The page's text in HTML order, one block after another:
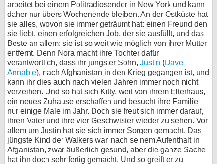
arbeitet bei einem Politradiosender in New York und kann
daher nur übers Wochenende bleiben. An der Ostküste hat
sie alles, wovon sie immer geträumt hat: einen Freund den
sie liebt, einen erfolgreichen Job, der sie ausfüllt, und das
Beste an allem: sie ist so weit wie möglich von ihrer Mutter
entfernt. Denn Nora macht ihre Tochter dafür
verantwortlich, dass ihr jüngster Sohn, Justin (Dave
Annable), nach Afghanistan in den Krieg gegangen ist, und
kann ihr dies auch nach vielen Jahren immer noch nicht
verzeihen. Und so hat sich Kitty, weit von ihrem Elterhaus,
ein neues Zuhause erschaffen und besucht ihre Familie
nur einige Male im Jahr. Doch sie freut sich immer darauf,
ihren Vater und ihre vier Geschwister wieder zu sehen. Vor
allem um Justin hat sie sich immer Sorgen gemacht. Das
jüngste Kind der Walkers war, nach seinem Aufenthalt in
Afganistan, zwar äußerlich gesund, aber die ganze Sache
hat ihn doch sehr fertig gemacht. Und so greift er zu